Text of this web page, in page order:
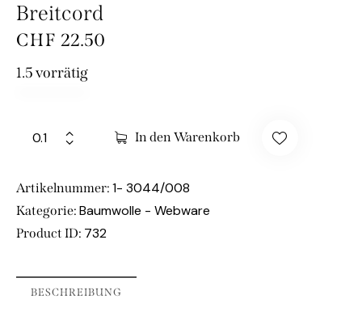
Breitcord
CHF 22.50
1.5 vorrätig
In den Warenkorb
Artikelnummer: 1- 3044/008
Kategorie: Baumwolle - Webware
Product ID: 732
BESCHREIBUNG